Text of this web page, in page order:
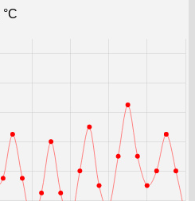
°С